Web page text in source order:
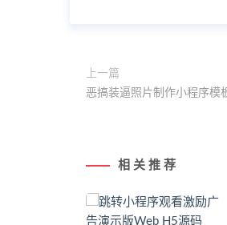
上一篇
恶搞装逼照片制作小程序模
相 关 推 荐